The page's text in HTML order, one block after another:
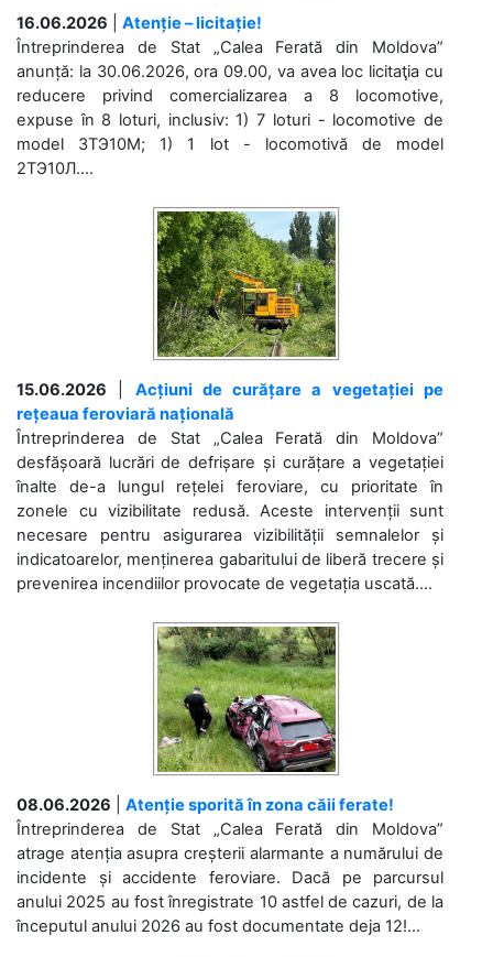
16.06.2026
Atenție – licitație!
Întreprinderea de Stat „Calea Ferată din Moldova”
anunță: la 30.06.2026, ora 09.00, va avea loc licitaţia cu
reducere privind comercializarea a 8 locomotive,
expuse în 8 loturi, inclusiv: 1) 7 loturi - locomotive de
model 3ТЭ10М; 1) 1 lot - locomotivă de model
2ТЭ10Л....
15.06.2026
Acțiuni de curățare a vegetației pe
rețeaua feroviară națională
Întreprinderea de Stat „Calea Ferată din Moldova”
desfășoară lucrări de defrișare și curățare a vegetației
înalte de-a lungul rețelei feroviare, cu prioritate în
zonele cu vizibilitate redusă. Aceste intervenții sunt
necesare pentru asigurarea vizibilității semnalelor și
indicatoarelor, menținerea gabaritului de liberă trecere și
prevenirea incendiilor provocate de vegetația uscată....
08.06.2026
Atenție sporită în zona căii ferate!
Întreprinderea de Stat „Calea Ferată din Moldova”
atrage atenția asupra creșterii alarmante a numărului de
incidente și accidente feroviare. Dacă pe parcursul
anului 2025 au fost înregistrate 10 astfel de cazuri, de la
începutul anului 2026 au fost documentate deja 12!...